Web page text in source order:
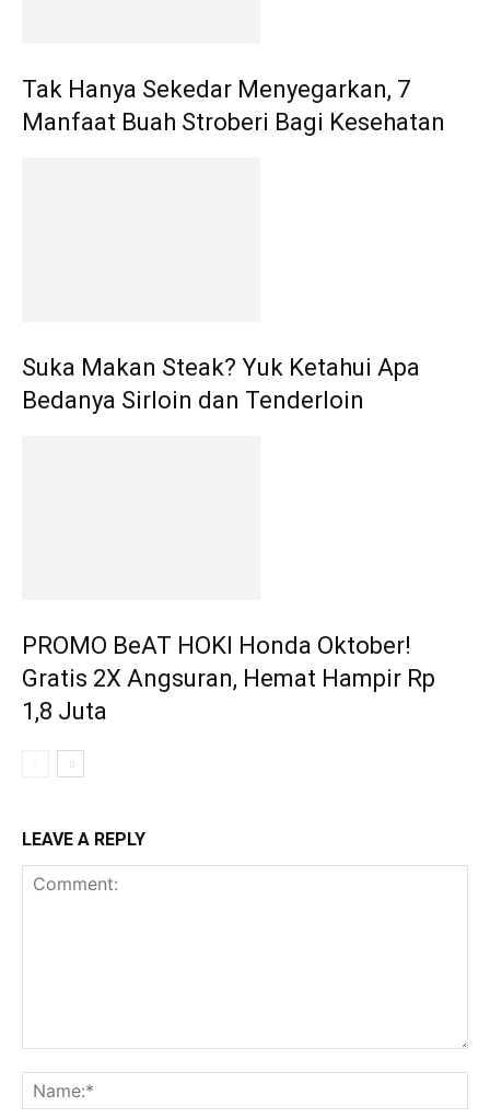
Tak Hanya Sekedar Menyegarkan, 7
Manfaat Buah Stroberi Bagi Kesehatan
Suka Makan Steak? Yuk Ketahui Apa
Bedanya Sirloin dan Tenderloin
PROMO BeAT HOKI Honda Oktober!
Gratis 2X Angsuran, Hemat Hampir Rp
1,8 Juta
LEAVE A REPLY